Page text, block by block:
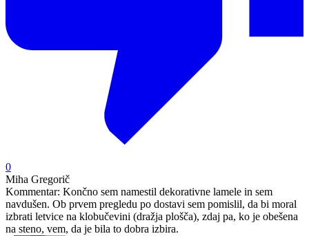
0
Miha Gregorič
Kommentar: Končno sem namestil dekorativne lamele in sem
navdušen. Ob prvem pregledu po dostavi sem pomislil, da bi moral
izbrati letvice na klobučevini (dražja plošča), zdaj pa, ko je obešena
na steno, vem, da je bila to dobra izbira.